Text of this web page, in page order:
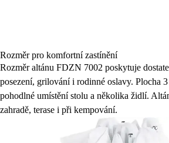
Rozměr pro komfortní zastínění
Rozměr altánu FDZN 7002 poskytuje
posezení, grilování i rodinné oslavy. Plocha
pohodlné umístění stolu a několika židlí.
zahradě, terase i při kempování.